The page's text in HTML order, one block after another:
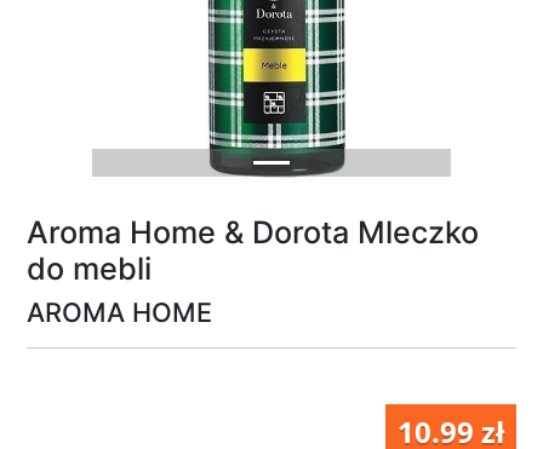
Aroma Home & Dorota Mleczko
do mebli
AROMA HOME
10.99 zł